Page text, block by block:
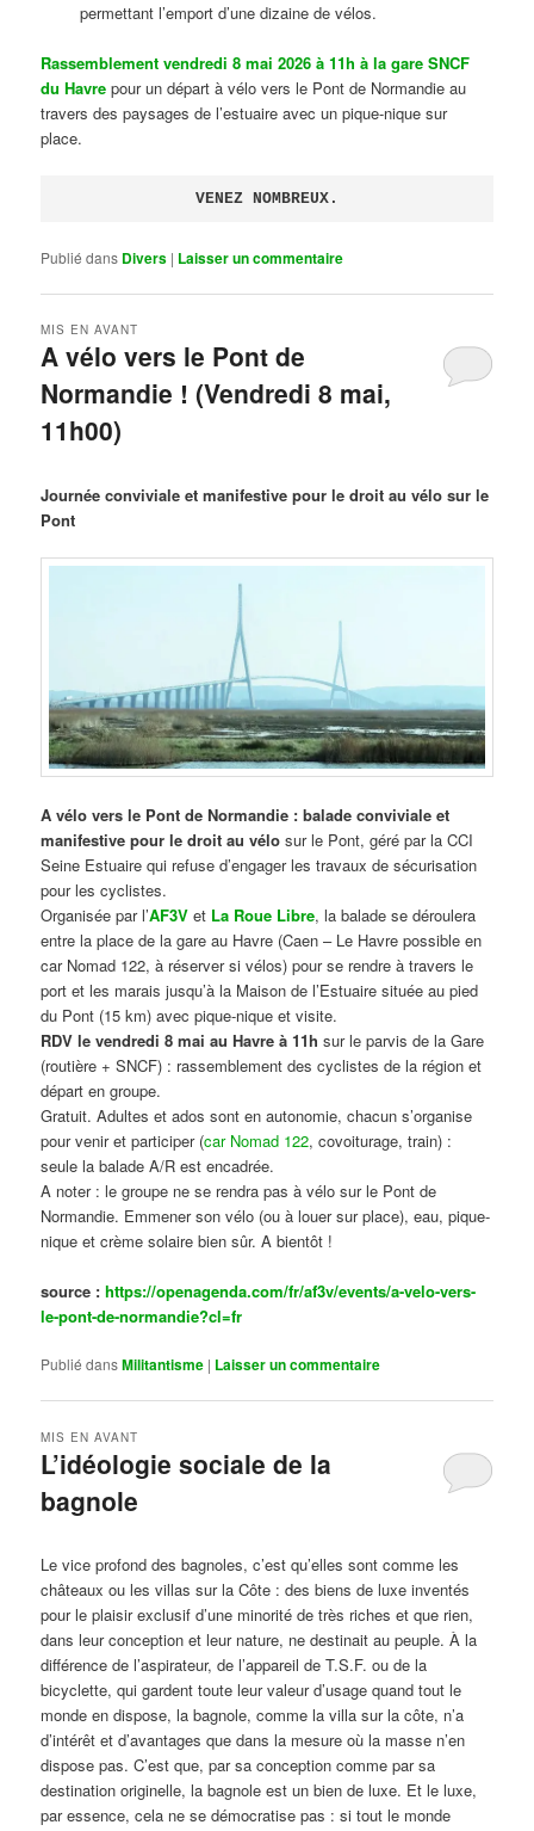
permettant l’emport d’une dizaine de vélos.
Rassemblement vendredi 8 mai 2026 à 11h à la gare SNCF
du Havre pour un départ à vélo vers le Pont de Normandie au
travers des paysages de l’estuaire avec un pique-nique sur
place.
VENEZ NOMBREUX.
Publié dans Divers | Laisser un commentaire
A vélo vers le Pont de
Normandie ! (Vendredi 8 mai,
11h00)
MIS EN AVANT
Journée conviviale et manifestive pour le droit au vélo sur le
Pont
A vélo vers le Pont de Normandie : balade conviviale et
manifestive pour le droit au vélo sur le Pont, géré par la CCI
Seine Estuaire qui refuse d’engager les travaux de sécurisation
pour les cyclistes.
Organisée par l’AF3V et La Roue Libre, la balade se déroulera
entre la place de la gare au Havre (Caen – Le Havre possible en
car Nomad 122, à réserver si vélos) pour se rendre à travers le
port et les marais jusqu’à la Maison de l’Estuaire située au pied
du Pont (15 km) avec pique-nique et visite.
RDV le vendredi 8 mai au Havre à 11h sur le parvis de la Gare
(routière + SNCF) : rassemblement des cyclistes de la région et
départ en groupe.
Gratuit. Adultes et ados sont en autonomie, chacun s’organise
pour venir et participer (car Nomad 122, covoiturage, train) :
seule la balade A/R est encadrée.
A noter : le groupe ne se rendra pas à vélo sur le Pont de
Normandie. Emmener son vélo (ou à louer sur place), eau, pique-
nique et crème solaire bien sûr. A bientôt !
source :https://openagenda.com/fr/af3v/events/a-velo-vers-
le-pont-de-normandie?cl=fr
Publié dansMilitantisme | Laisser un commentaire
L’idéologie sociale de la
bagnole
MIS EN AVANT
Le vice profond des bagnoles, c’est qu’elles sont comme les
châteaux ou les villas sur la Côte : des biens de luxe inventés
pour le plaisir exclusif d’une minorité de très riches et que rien,
dans leur conception et leur nature, ne destinait au peuple. À la
différence de l’aspirateur, de l’appareil de T.S.F. ou de la
bicyclette, qui gardent toute leur valeur d’usage quand tout le
monde en dispose, la bagnole, comme la villa sur la côte, n’a
d’intérêt et d’avantages que dans la mesure où la masse n’en
dispose pas. C’est que, par sa conception comme par sa
destination originelle, la bagnole est un bien de luxe. Et le luxe,
par essence, cela ne se démocratise pas : si tout le monde